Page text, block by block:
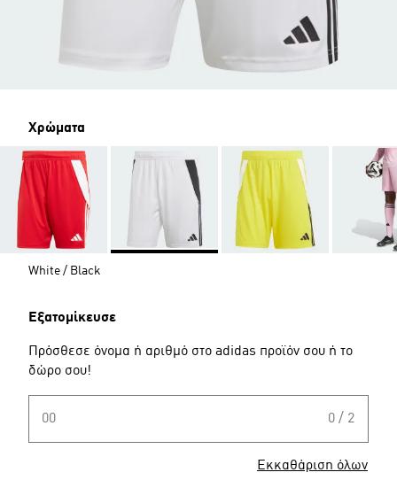
Χρώματα
White / Black
Εξατομίκευσε
Πρόσθεσε όνομα ή αριθμό στο adidas προϊόν σου ή το
δώρο σου!
00 0 / 2
Εκκαθάριση όλων